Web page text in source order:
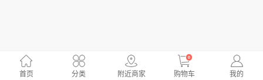
首页 分类 附近商家
0
购物车 我的